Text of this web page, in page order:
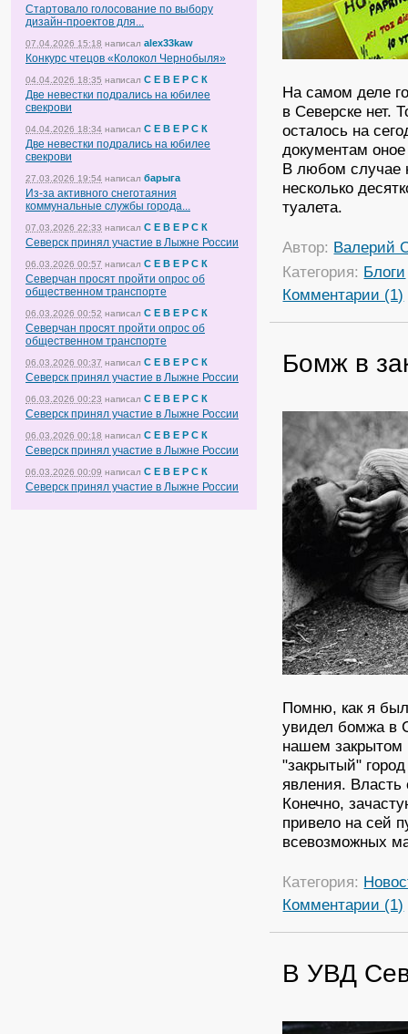
Стартовало голосование по выбору
дизайн-проектов для...
07.04.2026 15:18 написал alex33kaw
Конкурс чтецов «Колокол Чернобыля»
04.04.2026 18:35 написал С Е В Е Р С К
Две невестки подрались на юбилее
свекрови
04.04.2026 18:34 написал С Е В Е Р С К
Две невестки подрались на юбилее
свекрови
27.03.2026 19:54 написал барыга
Из-за активного снеготаяния
коммунальные службы города...
07.03.2026 22:33 написал С Е В Е Р С К
Северск принял участие в Лыжне России
06.03.2026 00:57 написал С Е В Е Р С К
Северчан просят пройти опрос об
общественном транспорте
06.03.2026 00:52 написал С Е В Е Р С К
Северчан просят пройти опрос об
общественном транспорте
06.03.2026 00:37 написал С Е В Е Р С К
Северск принял участие в Лыжне России
06.03.2026 00:23 написал С Е В Е Р С К
Северск принял участие в Лыжне России
06.03.2026 00:18 написал С Е В Е Р С К
Северск принял участие в Лыжне России
06.03.2026 00:09 написал С Е В Е Р С К
Северск принял участие в Лыжне России
На самом деле
в Северске нет.
осталось на
документам
В любом случае
несколько
туалета.
Автор: Валерий
Категория: Блоги
Комментарии (1)
Бомж в
Помню, как я был
увидел бомжа в
нашем закрытом
"закрытый"
явления. Власть
Конечно,
привело на сей
всевозможных
Категория:
Комментарии (1)
В УВД